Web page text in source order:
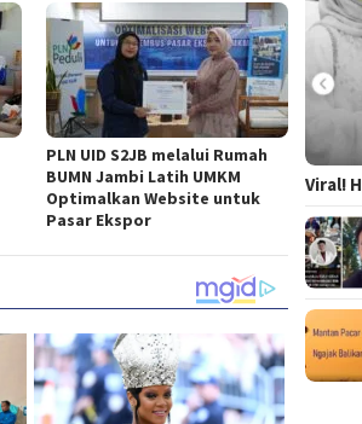
PLN UID S2JB melalui Rumah
BUMN Jambi Latih UMKM
Optimalkan Website untuk
Pasar Ekspor
Viral!